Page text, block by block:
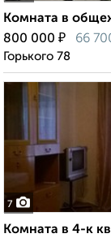
Комната в
800 000 ₽ 66
Горького 78
7
Комната в 4-к